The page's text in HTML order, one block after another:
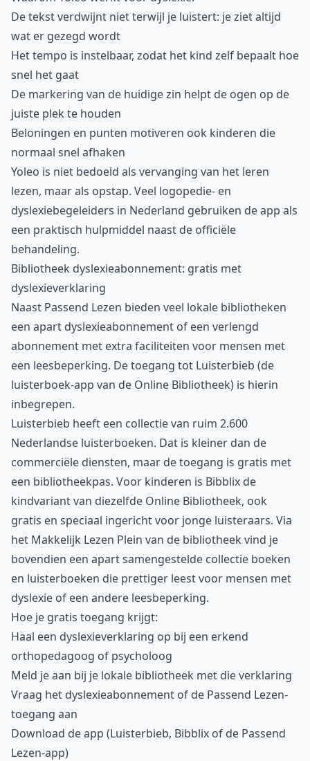
De tekst verdwijnt niet terwijl je luistert: je ziet altijd
wat er gezegd wordt
Het tempo is instelbaar, zodat het kind zelf bepaalt hoe
snel het gaat
De markering van de huidige zin helpt de ogen op de
juiste plek te houden
Beloningen en punten motiveren ook kinderen die
normaal snel afhaken
Yoleo is niet bedoeld als vervanging van het leren
lezen, maar als opstap. Veel logopedie- en
dyslexiebegeleiders in Nederland gebruiken de app als
een praktisch hulpmiddel naast de officiële
behandeling.
Bibliotheek dyslexieabonnement: gratis met
dyslexieverklaring
Naast Passend Lezen bieden veel lokale bibliotheken
een apart dyslexieabonnement of een verlengd
abonnement met extra faciliteiten voor mensen met
een leesbeperking. De toegang tot Luisterbieb (de
luisterboek-app van de Online Bibliotheek) is hierin
inbegrepen.
Luisterbieb heeft een collectie van ruim 2.600
Nederlandse luisterboeken. Dat is kleiner dan de
commerciële diensten, maar de toegang is gratis met
een bibliotheekpas. Voor kinderen is Bibblix de
kindvariant van diezelfde Online Bibliotheek, ook
gratis en speciaal ingericht voor jonge luisteraars. Via
het Makkelijk Lezen Plein van de bibliotheek vind je
bovendien een apart samengestelde collectie boeken
en luisterboeken die prettiger leest voor mensen met
dyslexie of een andere leesbeperking.
Hoe je gratis toegang krijgt:
Haal een dyslexieverklaring op bij een erkend
orthopedagoog of psycholoog
Meld je aan bij je lokale bibliotheek met die verklaring
Vraag het dyslexieabonnement of de Passend Lezen-
toegang aan
Download de app (Luisterbieb, Bibblix of de Passend
Lezen-app)